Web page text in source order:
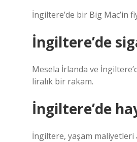
İngiltere’de bir Big Mac’in
İngiltere’de
Mesela İrlanda ve
liralık bir rakam.
İngiltere’de
İngiltere, yaşam maliyetleri